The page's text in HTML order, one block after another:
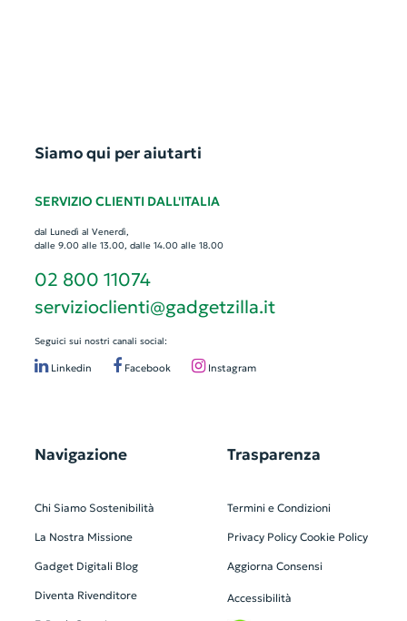
Siamo qui per aiutarti
SERVIZIO CLIENTI DALL'ITALIA
dal Lunedì al Venerdì,
dalle 9.00 alle 13.00, dalle 14.00 alle 18.00
02 800 11074
servizioclienti@gadgetzilla.it
Seguici sui nostri canali social:
Linkedin Facebook Instagram
Navigazione
Chi Siamo Sostenibilità
La Nostra Missione
Gadget Digitali Blog
Diventa Rivenditore
Trasparenza
Termini e Condizioni
Privacy Policy Cookie Policy
Aggiorna Consensi
Accessibilità